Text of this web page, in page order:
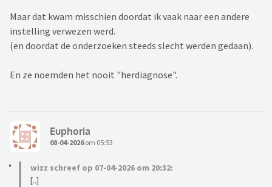
Maar dat kwam misschien doordat ik vaak naar een andere
instelling verwezen werd.
(en doordat de onderzoeken steeds slecht werden gedaan).
En ze noemden het nooit "herdiagnose".
Euphoria
08-04-2026om 05:53
wizz schreef op 07-04-2026 om 20:32:
[..]